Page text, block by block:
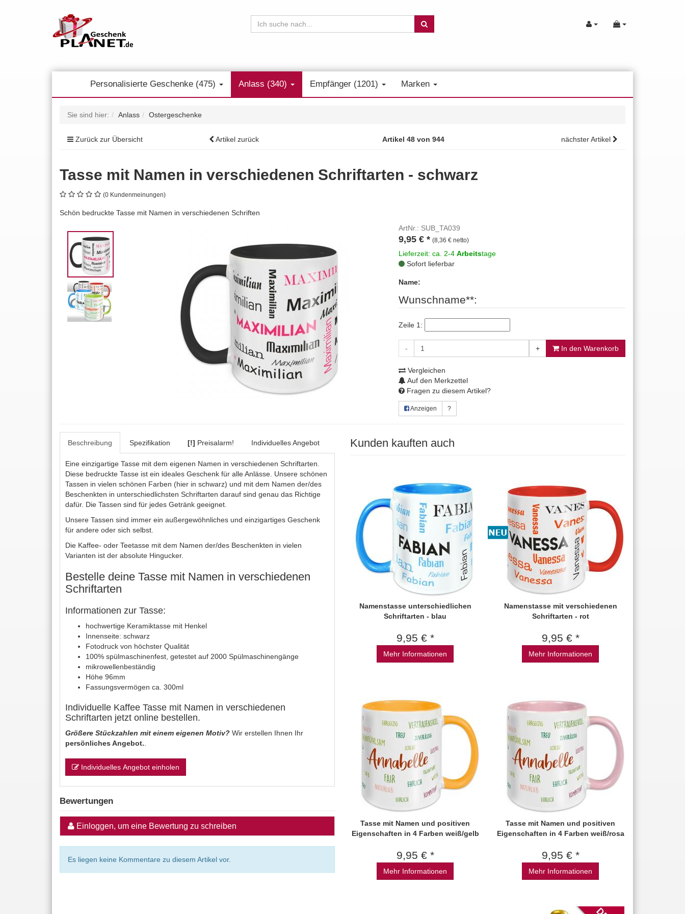
Personalisierte Geschenke (475) Anlass (340) Empfänger (1201) Marken
Sie sind hier: Anlass Ostergeschenke
Zurück zur Übersicht Artikel zurück Artikel 48 von 944 nächster Artikel
Tasse mit Namen in verschiedenen Schriftarten - schwarz
(0 Kundenmeinungen)
Schön bedruckte Tasse mit Namen in verschiedenen Schriften
ArtNr.: SUB_TA039
9,95 € * (8,36 € netto)
Lieferzeit: ca. 2-4 Arbeitstage
Sofort lieferbar
Name:
Wunschname**:
Zeile 1:
- + In den Warenkorb
Vergleichen
Auf den Merkzettel
Fragen zu diesem Artikel?
Anzeigen ?
Beschreibung Spezifikation [!] Preisalarm! Individuelles Angebot
Eine einzigartige Tasse mit dem eigenen Namen in verschiedenen Schriftarten.
Diese bedruckte Tasse ist ein ideales Geschenk für alle Anlässe. Unsere schönen
Tassen in vielen schönen Farben (hier in schwarz) und mit dem Namen der/des
Beschenkten in unterschiedlichsten Schriftarten darauf sind genau das Richtige
dafür. Die Tassen sind für jedes Getränk geeignet.
Unsere Tassen sind immer ein außergewöhnliches und einzigartiges Geschenk
für andere oder sich selbst.
Die Kaffee- oder Teetasse mit dem Namen der/des Beschenkten in vielen
Varianten ist der absolute Hingucker.
Bestelle deine Tasse mit Namen in verschiedenen
Schriftarten
Informationen zur Tasse:
hochwertige Keramiktasse mit Henkel
Innenseite: schwarz
Fotodruck von höchster Qualität
100% spülmaschinenfest, getestet auf 2000 Spülmaschinengänge
mikrowellenbeständig
Höhe 96mm
Fassungsvermögen ca. 300ml
Individuelle Kaffee Tasse mit Namen in verschiedenen
Schriftarten jetzt online bestellen.
Größere Stückzahlen mit einem eigenen Motiv? Wir erstellen Ihnen Ihr
persönliches Angebot.
Individuelles Angebot einholen
Bewertungen
Einloggen, um eine Bewertung zu schreiben
Es liegen keine Kommentare zu diesem Artikel vor.
Kunden kauften auch
Namenstasse unterschiedlichen
Schriftarten - blau
9,95 € *
Mehr Informationen
Namenstasse mit verschiedenen
Schriftarten - rot
9,95 € *
Mehr Informationen
Tasse mit Namen und positiven
Eigenschaften in 4 Farben weiß/gelb
9,95 € *
Mehr Informationen
Tasse mit Namen und positiven
Eigenschaften in 4 Farben weiß/rosa
9,95 € *
Mehr Informationen